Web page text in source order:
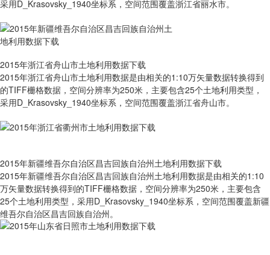
采用D_Krasovsky_1940坐标系，空间范围覆盖浙江省丽水市。
2015年浙江省舟山市土地利用数据下载
2015年浙江省舟山市土地利用数据是由相关的1:10万矢量数据转换得到
的TIFF栅格数据，空间分辨率为250米，主要包含25个土地利用类型，
采用D_Krasovsky_1940坐标系，空间范围覆盖浙江省舟山市。
2015年新疆维吾尔自治区昌吉回族自治州土地利用数据下载
2015年新疆维吾尔自治区昌吉回族自治州土地利用数据是由相关的1:10
万矢量数据转换得到的TIFF栅格数据，空间分辨率为250米，主要包含
25个土地利用类型，采用D_Krasovsky_1940坐标系，空间范围覆盖新疆
维吾尔自治区昌吉回族自治州。